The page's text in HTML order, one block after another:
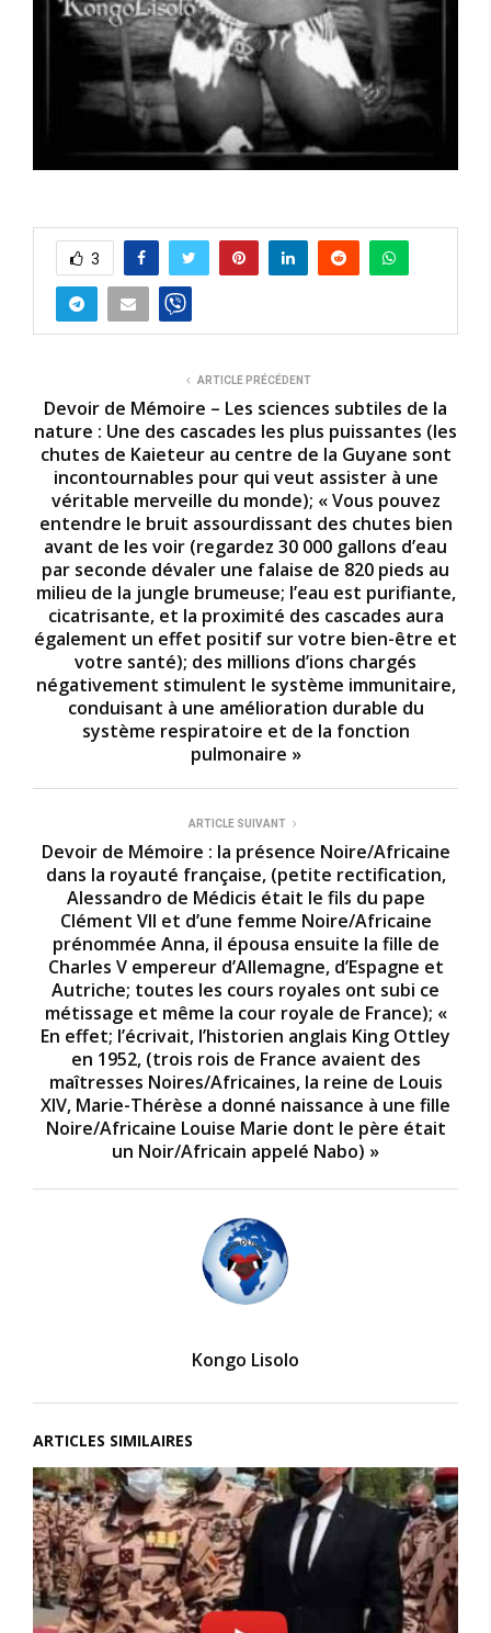
3
ARTICLE PRÉCÉDENT
Devoir de Mémoire – Les sciences subtiles de la
nature : Une des cascades les plus puissantes (les
chutes de Kaieteur au centre de la Guyane sont
incontournables pour qui veut assister à une
véritable merveille du monde); « Vous pouvez
entendre le bruit assourdissant des chutes bien
avant de les voir (regardez 30 000 gallons d’eau
par seconde dévaler une falaise de 820 pieds au
milieu de la jungle brumeuse; l’eau est purifiante,
cicatrisante, et la proximité des cascades aura
également un effet positif sur votre bien-être et
votre santé); des millions d’ions chargés
négativement stimulent le système immunitaire,
conduisant à une amélioration durable du
système respiratoire et de la fonction
pulmonaire »
ARTICLE SUIVANT
Devoir de Mémoire : la présence Noire/Africaine
dans la royauté française, (petite rectification,
Alessandro de Médicis était le fils du pape
Clément VII et d’une femme Noire/Africaine
prénommée Anna, il épousa ensuite la fille de
Charles V empereur d’Allemagne, d’Espagne et
Autriche; toutes les cours royales ont subi ce
métissage et même la cour royale de France); «
En effet; l’écrivait, l’historien anglais King Ottley
en 1952, (trois rois de France avaient des
maîtresses Noires/Africaines, la reine de Louis
XIV, Marie-Thérèse a donné naissance à une fille
Noire/Africaine Louise Marie dont le père était
un Noir/Africain appelé Nabo) »
Kongo Lisolo
ARTICLES SIMILAIRES